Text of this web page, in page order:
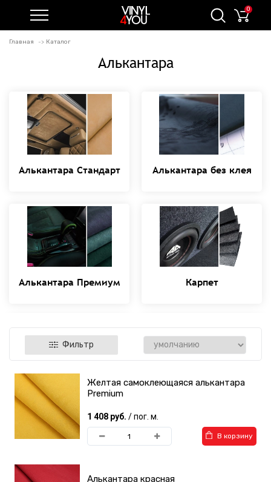
0
Главная Каталог
Алькантара
Алькантара Стандарт Алькантара без клея
Алькантара Премиум Карпет
Алькантара Корея
Decoin
Алькантара на
Фильтр
Желтая самоклеющаяся алькантара
Premium
1 408 руб. / пог. м.
В корзину
Алькантара красная